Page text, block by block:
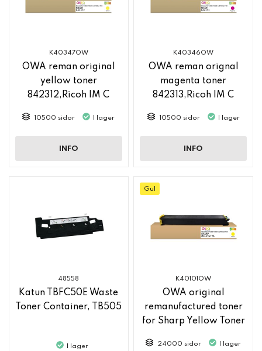
K40347OW
OWA reman original
yellow toner
842312,Ricoh IM C
10500 sidor I lager
INFO
K40346OW
OWA reman orignal
magenta toner
842313,Ricoh IM C
10500 sidor I lager
INFO
48558
Katun TBFC50E Waste
Toner Container, TB505
I lager
Gul
K40101OW
OWA original
remanufactured toner
for Sharp Yellow Toner
24000 sidor I lager